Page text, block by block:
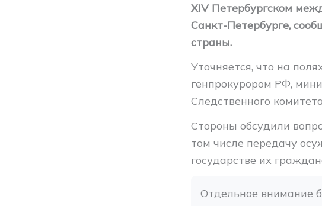
XIV Петербургском
Санкт-Петербурге,
страны.
Уточняется, что на
генпрокурором РФ,
Следственного
Стороны обсудили
том числе передачу
государстве их
Отдельное внимание